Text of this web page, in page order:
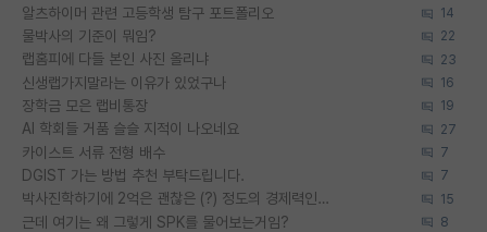
알츠하이머 관련 고등학생 탐구 포트폴리오 14
물박사의 기준이 뭐임? 22
랩홈피에 다들 본인 사진 올리냐 23
신생랩가지말라는 이유가 있었구나 16
장학금 모은 랩비통장 19
AI 학회들 거품 슬슬 지적이 나오네요 27
카이스트 서류 전형 배수 7
DGIST 가는 방법 추천 부탁드립니다. 7
박사진학하기에 2억은 괜찮은 (?) 정도의 경제력인가요 15
근데 여기는 왜 그렇게 SPK를 물어보는거임? 8